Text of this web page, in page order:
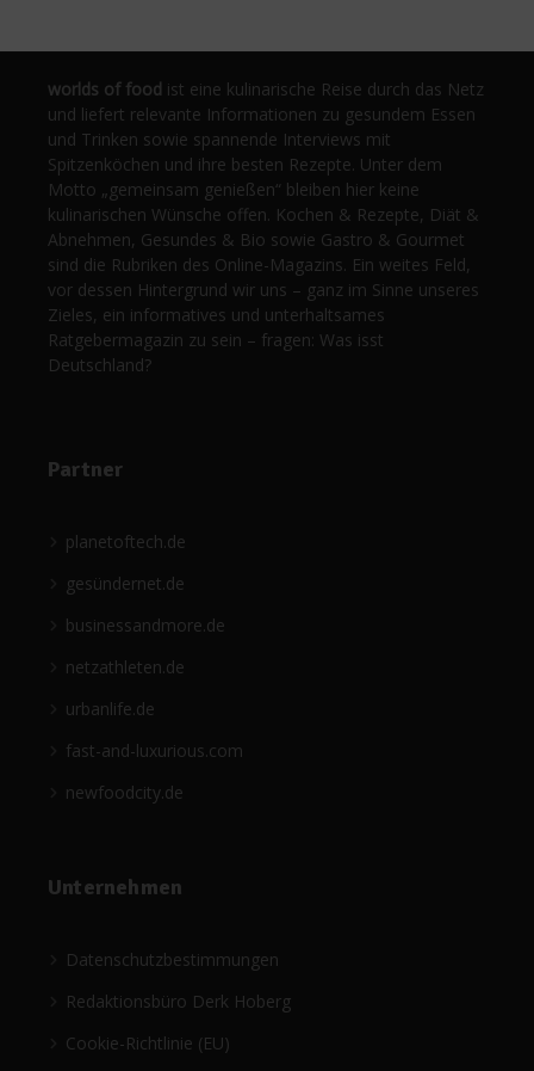
worlds of food ist eine kulinarische Reise durch das Netz
und liefert relevante Informationen zu gesundem Essen
und Trinken sowie spannende Interviews mit
Spitzenköchen und ihre besten Rezepte. Unter dem
Motto „gemeinsam genießen“ bleiben hier keine
kulinarischen Wünsche offen. Kochen & Rezepte, Diät &
Abnehmen, Gesundes & Bio sowie Gastro & Gourmet
sind die Rubriken des Online-Magazins. Ein weites Feld,
vor dessen Hintergrund wir uns – ganz im Sinne unseres
Zieles, ein informatives und unterhaltsames
Ratgebermagazin zu sein – fragen: Was isst
Deutschland?
Partner
planetoftech.de
gesündernet.de
businessandmore.de
netzathleten.de
urbanlife.de
fast-and-luxurious.com
newfoodcity.de
Unternehmen
Datenschutzbestimmungen
Redaktionsbüro Derk Hoberg
Cookie-Richtlinie (EU)